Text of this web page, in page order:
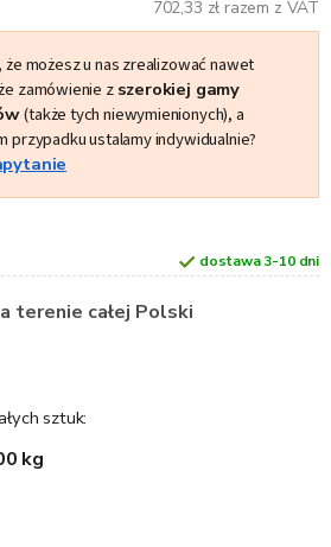
702,33 zł razem z VAT
że możesz u nas zrealizować nawet
zamówienie z szerokiej gamy
(także tych niewymienionych), a
przypadku ustalamy indywidualnie?
dostawa 3-10 dni
terenie całej Polski
sztuk:
kg